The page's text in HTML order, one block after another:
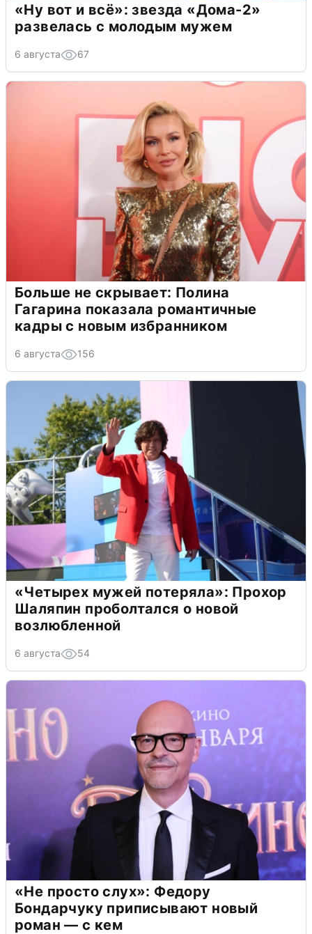
«Ну вот и всё»: звезда «Дома-2»
развелась с молодым мужем
6 августа 67
Больше не скрывает: Полина
Гагарина показала романтичные
кадры с новым избранником
6 августа 156
«Четырех мужей потеряла»: Прохор
Шаляпин проболтался о новой
возлюбленной
6 августа 54
«Не просто слух»: Федору
Бондарчуку приписывают новый
роман — с кем